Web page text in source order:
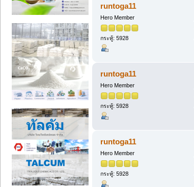
runtoga11
Hero Member
กระทู้: 5928
runtoga11
Hero Member
กระทู้: 5928
runtoga11
Hero Member
กระทู้: 5928